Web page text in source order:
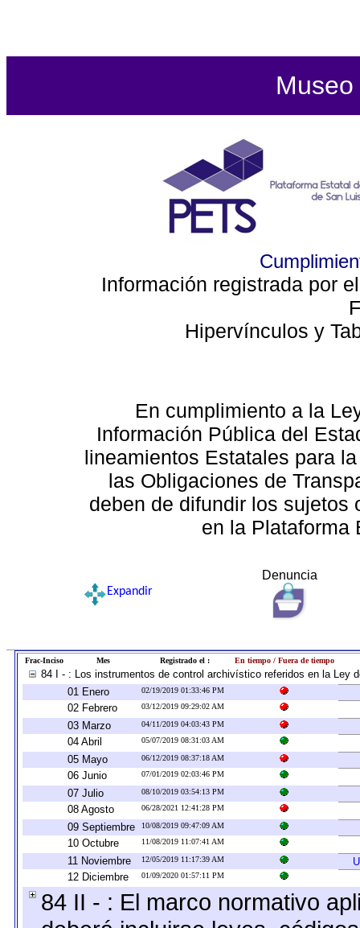
Información registrada por
Hipervínculos y
En cumplimiento a la
Información Pública del
lineamientos Estatales para
las Obligaciones de
deben de difundir los sujetos
en la Plataforma
Denuncia
Expandir
Frac-Inciso Mes Registrado el : En tiempo / Fuera de tiempo
84 I - : Los instrumentos de control archivístico referidos en la Ley
01 Enero
02/19/2019 01:33:46 PM
02 Febrero 03/12/2019 09:29:02 AM
03 Marzo 04/11/2019 04:03:43 PM
04 Abril 05/07/2019 08:31:03 AM
05 Mayo 06/12/2019 08:37:18 AM
06 Junio 07/01/2019 02:03:46 PM
07 Julio 08/10/2019 03:54:13 PM
08 Agosto 06/28/2021 12:41:28 PM
09 Septiembre 10/08/2019 09:47:09 AM
10 Octubre 11/08/2019 11:07:41 AM
11 Noviembre 12/05/2019 11:17:39 AM
12 Diciembre
01/09/2020 01:57:11 PM
84 II - : El marco normativo